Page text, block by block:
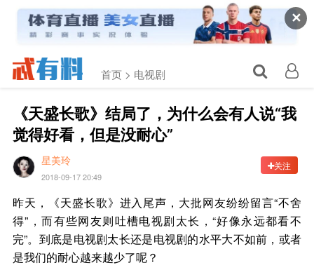
✕
首页 > 电视剧
《天盛长歌》结局了，为什么会有人说“我
觉得好看，但是没耐心”
星美玲
2018-09-17 20:49
关注
昨天，《天盛长歌》进入尾声，大批网友纷纷留言“不舍
得”，而有些网友则吐槽电视剧太长，“好像永远都看不
完”。到底是电视剧太长还是电视剧的水平大不如前，或者
是我们的耐心越来越少了呢？